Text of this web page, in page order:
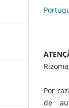
Por
de